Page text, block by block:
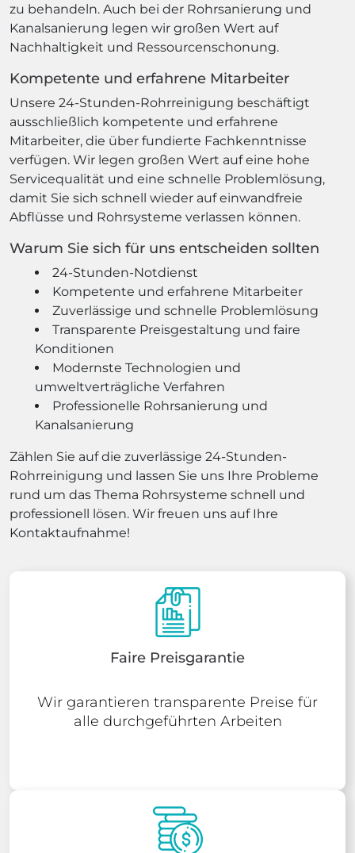
zu behandeln. Auch bei der Rohrsanierung und
Kanalsanierung legen wir großen Wert auf
Nachhaltigkeit und Ressourcenschonung.
Kompetente und erfahrene Mitarbeiter
Unsere 24-Stunden-Rohrreinigung beschäftigt
ausschließlich kompetente und erfahrene
Mitarbeiter, die über fundierte Fachkenntnisse
verfügen. Wir legen großen Wert auf eine hohe
Servicequalität und eine schnelle Problemlösung,
damit Sie sich schnell wieder auf einwandfreie
Abflüsse und Rohrsysteme verlassen können.
Warum Sie sich für uns entscheiden sollten
24-Stunden-Notdienst
Kompetente und erfahrene Mitarbeiter
Zuverlässige und schnelle Problemlösung
Transparente Preisgestaltung und faire
Konditionen
Modernste Technologien und
umweltverträgliche Verfahren
Professionelle Rohrsanierung und
Kanalsanierung
Zählen Sie auf die zuverlässige 24-Stunden-
Rohrreinigung und lassen Sie uns Ihre Probleme
rund um das Thema Rohrsysteme schnell und
professionell lösen. Wir freuen uns auf Ihre
Kontaktaufnahme!
Faire Preisgarantie
Wir garantieren transparente Preise für
alle durchgeführten Arbeiten